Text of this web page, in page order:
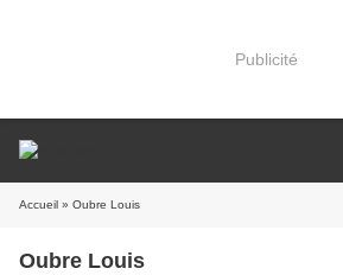
Publicité
Accueil » Oubre Louis
Oubre Louis